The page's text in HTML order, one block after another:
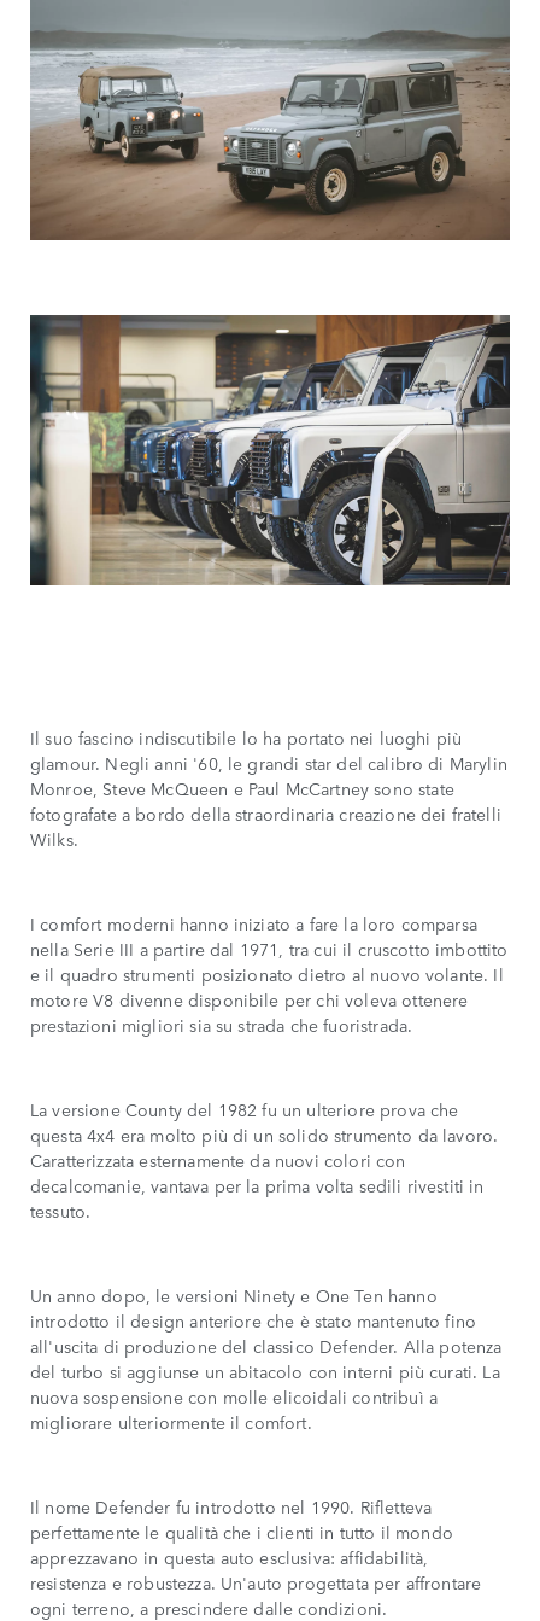
Il suo fascino indiscutibile lo ha portato nei luoghi più
glamour. Negli anni '60, le grandi star del calibro di Marylin
Monroe, Steve McQueen e Paul McCartney sono state
fotografate a bordo della straordinaria creazione dei fratelli
Wilks.
I comfort moderni hanno iniziato a fare la loro comparsa
nella Serie III a partire dal 1971, tra cui il cruscotto imbottito
e il quadro strumenti posizionato dietro al nuovo volante. Il
motore V8 divenne disponibile per chi voleva ottenere
prestazioni migliori sia su strada che fuoristrada.
La versione County del 1982 fu un ulteriore prova che
questa 4x4 era molto più di un solido strumento da lavoro.
Caratterizzata esternamente da nuovi colori con
decalcomanie, vantava per la prima volta sedili rivestiti in
tessuto.
Un anno dopo, le versioni Ninety e One Ten hanno
introdotto il design anteriore che è stato mantenuto fino
all'uscita di produzione del classico Defender. Alla potenza
del turbo si aggiunse un abitacolo con interni più curati. La
nuova sospensione con molle elicoidali contribuì a
migliorare ulteriormente il comfort.
Il nome Defender fu introdotto nel 1990. Rifletteva
perfettamente le qualità che i clienti in tutto il mondo
apprezzavano in questa auto esclusiva: affidabilità,
resistenza e robustezza. Un'auto progettata per affrontare
ogni terreno, a prescindere dalle condizioni.